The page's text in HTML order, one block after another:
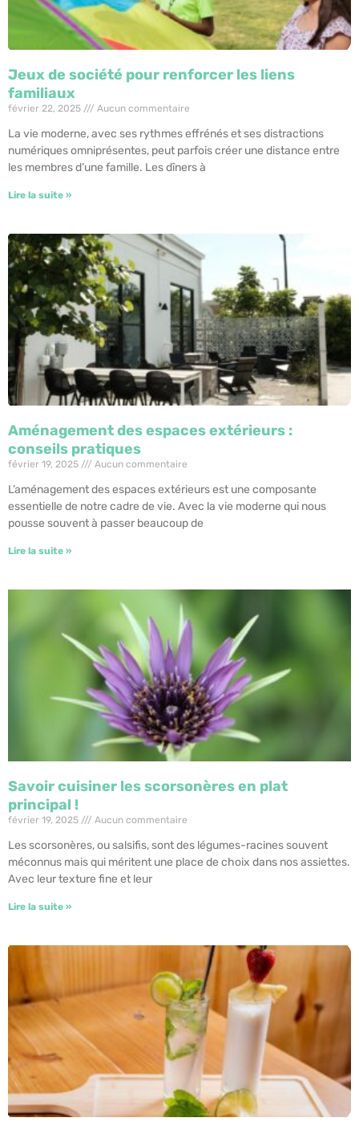
Jeux de société pour renforcer les liens
familiaux
février 22, 2025 Aucun commentaire
La vie moderne, avec ses rythmes effrénés et ses distractions
numériques omniprésentes, peut parfois créer une distance entre
les membres d’une famille. Les dîners à
Lire la suite »
Aménagement des espaces extérieurs :
conseils pratiques
février 19, 2025 Aucun commentaire
L’aménagement des espaces extérieurs est une composante
essentielle de notre cadre de vie. Avec la vie moderne qui nous
pousse souvent à passer beaucoup de
Lire la suite »
Savoir cuisiner les scorsonères en plat
principal !
février 19, 2025 Aucun commentaire
Les scorsonères, ou salsifis, sont des légumes-racines souvent
méconnus mais qui méritent une place de choix dans nos assiettes.
Avec leur texture fine et leur
Lire la suite »